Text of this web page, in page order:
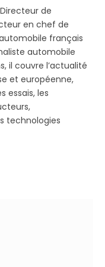
de
en chef de
français
automobile
il couvre l’actualité
et européenne,
essais, les
technologies